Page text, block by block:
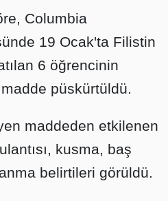
Columbia
19 Ocak'ta Filistin
6 öğrencinin
püskürtüldü.
maddeden etkilenen
kusma, baş
belirtileri görüldü.